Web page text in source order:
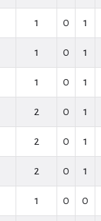
1 0 1
1 0 1
1 0 1
2 0 1
2 0 1
2 0 1
1 0 0